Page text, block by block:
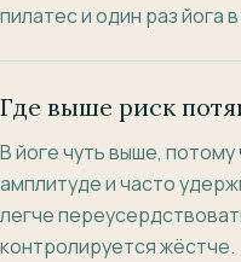
пилатес и один раз йога
Где выше риск
В йоге чуть выше,
амплитуде и часто
легче
контролируется жёстче.